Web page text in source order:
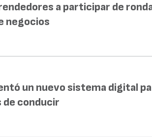
a participar de
negocios
un nuevo sistema digital
de conducir